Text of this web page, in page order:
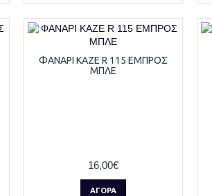
ΦΑΝΑΡΙ KAZE R 115 ΕΜΠΡΟΣ
ΜΠΛΕ
16,00€
ΑΓΟΡΆ